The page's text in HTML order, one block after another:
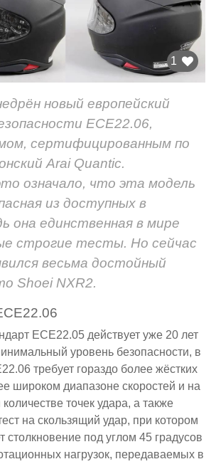
1
новый европейский
ECE22.06,
сертифицированным по
Arai Quantic.
означало, что эта модель
из доступных в
она единственная в мире
строгие тесты. Но сейчас
весьма достойный
Shoei NXR2.
ECE22.05 действует уже 20 лет
уровень безопасности, в
требует гораздо более жёстких
широком диапазоне скоростей и на
точек удара, а также
на скользящий удар, при котором
под углом 45 градусов
нагрузок, передаваемых в